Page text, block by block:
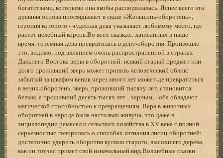
богатствами, которыми она якобы распоряжалась. Яснее всего эта
древняя основа проглядывает в сказе «Жэньшэнь-оборотень»,
героиня которого - чудесная дева указывает любимому место, где
растет целебный корень.Во всех сказках, записанных в наше
время, тотемная дева превратилась в деву-оборотня. Произошло
это, видимо, под влиянием очень распространенной в странах
Дальнего Востока веры в оборотней: всякий старый предмет или
долго проживший зверь может принять человеческий облик:
забытый за шкафом веник через много лет может-де превратиться
в веник-оборотень, зверь, проживший тысячу лет, становится
белым, а проживший десять тысяч лет - черным, - оба обладают
магической способностью к превращениям. Вера в животных-
оборотней в народе была настолько живуча, что даже в
энциклопедии ремесел и сельского хозяйства в XV веке с полной
серьезностью говорилось о способах изгнания лисиц-оборотней:
достаточно ударить оборотня куском старого, высохшего дерева,
как он тотчас примет свой изначальный вид.Волшебные сказки